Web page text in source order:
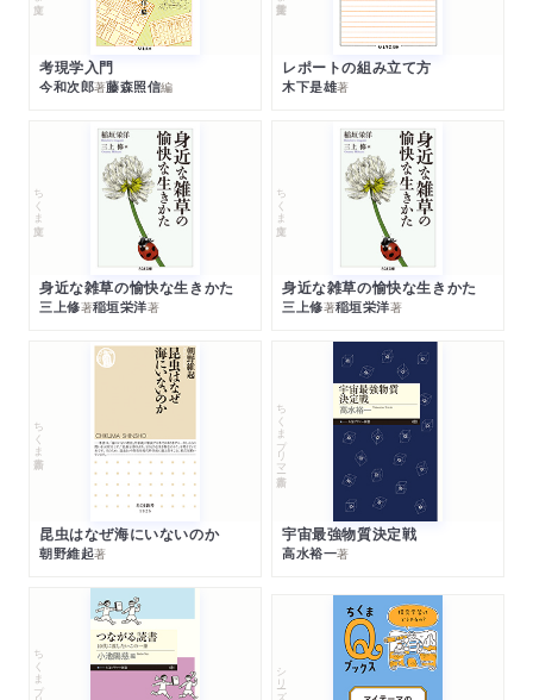
考現学入門
今和次郎著藤森照信編
レポートの組み立て方
木下是雄著
ちくま文庫
身近な雑草の愉快な生きかた
三上修著稲垣栄洋著
ちくま文庫
身近な雑草の愉快な生きかた
三上修著稲垣栄洋著
ちくま新書
昆虫はなぜ海にいないのか
朝野維起著
ちくまプリマー新書
宇宙最強物質決定戦
高水裕一著
ちくまプリマー新書 シリーズ・全集